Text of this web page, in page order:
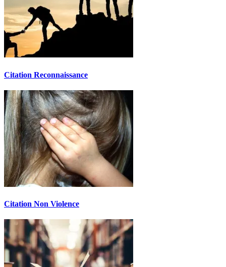
Citation Reconnaissance
Citation Non Violence